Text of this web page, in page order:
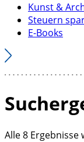
Kunst &
Steuern
E-Books
Alle 8 Ergebnisse